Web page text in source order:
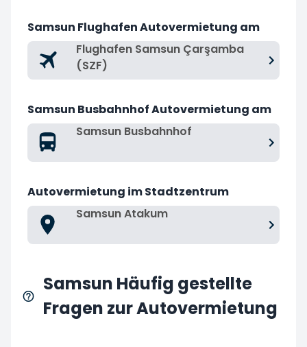
Samsun Flughafen Autovermietung am
Flughafen Samsun Çarşamba
(SZF)
Samsun Busbahnhof Autovermietung am
Samsun Busbahnhof
Autovermietung im Stadtzentrum
Samsun Atakum
Samsun Häufig gestellte
Fragen zur Autovermietung